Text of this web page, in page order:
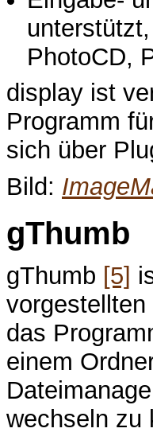
PhotoCD,
display ist
Programm
sich über
Bild:
gThumb
gThumb [5]
das
einem
wechseln zu